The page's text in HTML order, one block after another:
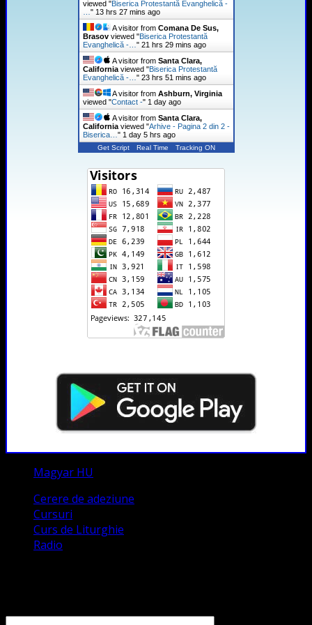
viewed "Biserica Protestantă Evanghelică -
" 13 hrs 27 mins ago
A visitor from Comana De Sus,
Brasovviewed "Biserica Protestantă
Evanghelică -… " 21 hrs 29 mins ago
A visitor from Santa Clara,
Californiaviewed "Biserica Protestantă
Evanghelică -… " 23 hrs 51 mins ago
A visitor from Ashburn, Virginia
viewed "Contact -" 1 day ago
A visitor from Santa Clara,
Californiaviewed "Arhive - Pagina 2 din 2 -
Biserica… " 1 day 5 hrs ago
Get Script Real Time Tracking ON
Magyar HU
Cerere de adeziune
Cursuri
Curs de Liturghie
Radio